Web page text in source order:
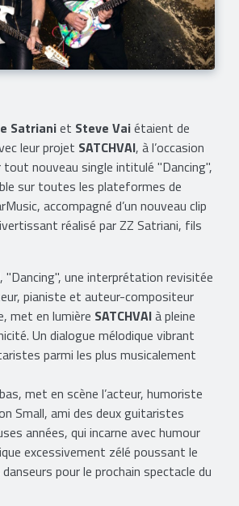
Satrianiet Steve Vaiétaient de
leur projet SATCHVAI, à l’occasion
tout nouveau single intitulé "Dancing",
sur toutes les plateformes de
accompagné d’un nouveau clip
réalisé par ZZ Satriani, fils
"Dancing", une interprétation revisitée
pianiste et auteur-compositeur
met en lumière SATCHVAIà pleine
Un dialogue mélodique vibrant
parmi les plus musicalement
met en scène l’acteur, humoriste
Small, ami des deux guitaristes
années, qui incarne avec humour
excessivement zélé poussant le
pour le prochain spectacle du